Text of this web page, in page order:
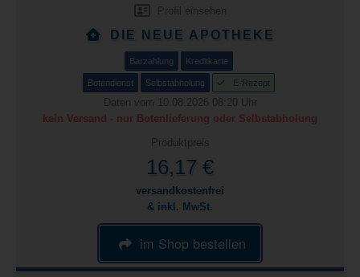
Profil einsehen
DIE NEUE APOTHEKE
Barzahlung Kreditkarte
Botendienst Selbstabholung E-Rezept
Daten vom 10.08.2026 08:20 Uhr
kein Versand - nur Botenlieferung oder Selbstabholung
Produktpreis
16,17 €
versandkostenfrei
& inkl. MwSt.
im Shop bestellen